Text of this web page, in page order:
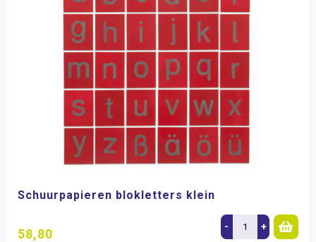
Schuurpapieren blokletters klein
58,80 - +